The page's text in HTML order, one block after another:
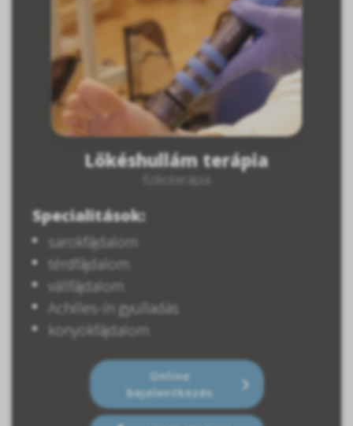
Lökéshullám terápia
fizikoterápia
Specialitások:
sarokfájdalom
térdfájdalom
vállfájdalom
Achilles-ín gyulladás
könyökfájdalom
Online
bejelentkezés